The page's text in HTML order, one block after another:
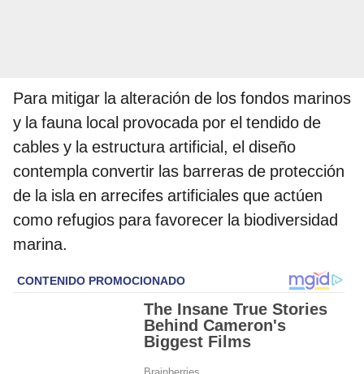
Para mitigar la alteración de los fondos marinos
y la fauna local provocada por el tendido de
cables y la estructura artificial, el diseño
contempla convertir las barreras de protección
de la isla en arrecifes artificiales que actúen
como refugios para favorecer la biodiversidad
marina.